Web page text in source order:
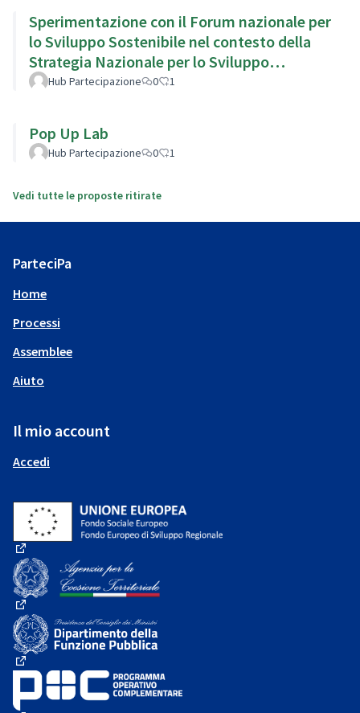
Sperimentazione con il Forum nazionale per
lo Sviluppo Sostenibile nel contesto della
Strategia Nazionale per lo Sviluppo
Sostenibile
Hub Partecipazione 0 1
Pop Up Lab
Hub Partecipazione 0 1
Vedi tutte le proposte ritirate
ParteciPa
Home
Processi
Assemblee
Aiuto
Il mio account
Accedi
(Collegamento esterno)
(Collegamento esterno)
(Collegamento esterno)